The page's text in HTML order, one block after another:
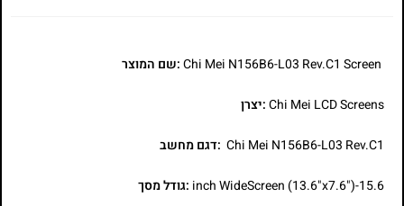
:שם המוצר
Chi Mei LCD Screens:יצרן
Chi Mei N156B6-L03 Rev.C1 :דגם מחשב
15.6-inch WideScreen (13.6"x7.6") :גודל מסך